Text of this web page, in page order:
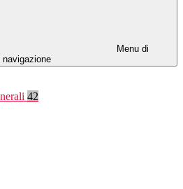
Menu di
navigazione
42